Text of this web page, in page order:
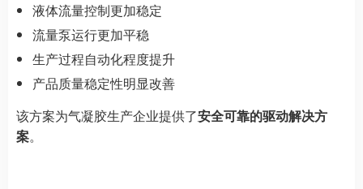
液体流量控制更加稳定
流量泵运行更加平稳
生产过程自动化程度提升
产品质量稳定性明显改善
该方案为气凝胶生产企业提供了安全可靠的驱动解决方
案。